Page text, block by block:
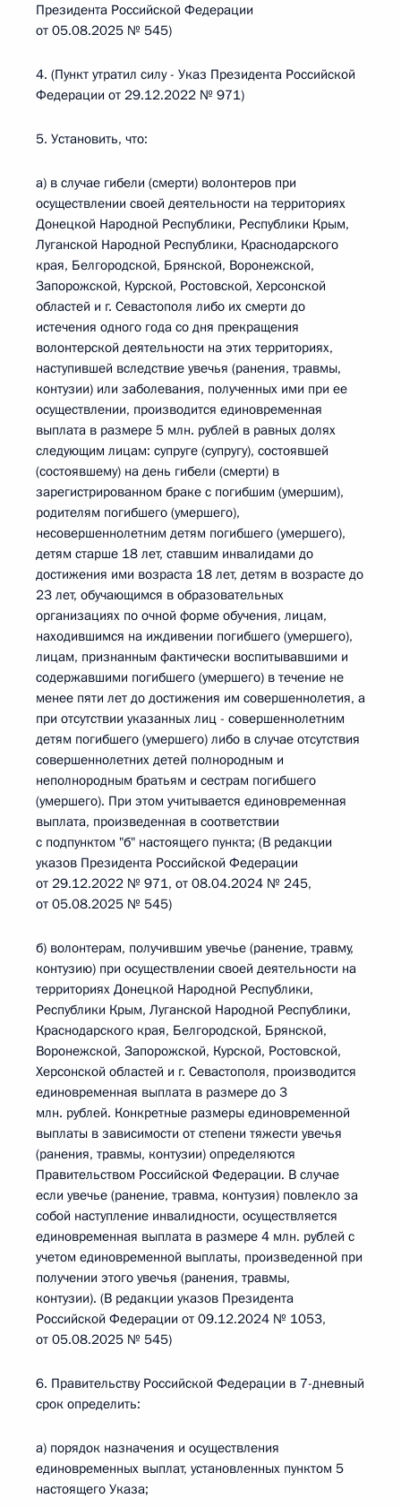
Президента Российской Федерации
от 05.08.2025 № 545)
4. (Пункт утратил силу - Указ Президента Российской
Федерации от 29.12.2022 № 971)
5. Установить, что:
а) в случае гибели (смерти) волонтеров при
осуществлении своей деятельности на территориях
Донецкой Народной Республики, Республики Крым,
Луганской Народной Республики, Краснодарского
края, Белгородской, Брянской, Воронежской,
Запорожской, Курской, Ростовской, Херсонской
областей и г. Севастополя либо их смерти до
истечения одного года со дня прекращения
волонтерской деятельности на этих территориях,
наступившей вследствие увечья (ранения, травмы,
контузии) или заболевания, полученных ими при ее
осуществлении, производится единовременная
выплата в размере 5 млн. рублей в равных долях
следующим лицам: супруге (супругу), состоявшей
(состоявшему) на день гибели (смерти) в
зарегистрированном браке с погибшим (умершим),
родителям погибшего (умершего),
несовершеннолетним детям погибшего (умершего),
детям старше 18 лет, ставшим инвалидами до
достижения ими возраста 18 лет, детям в возрасте до
23 лет, обучающимся в образовательных
организациях по очной форме обучения, лицам,
находившимся на иждивении погибшего (умершего),
лицам, признанным фактически воспитывавшими и
содержавшими погибшего (умершего) в течение не
менее пяти лет до достижения им совершеннолетия, а
при отсутствии указанных лиц - совершеннолетним
детям погибшего (умершего) либо в случае отсутствия
совершеннолетних детей полнородным и
неполнородным братьям и сестрам погибшего
(умершего). При этом учитывается единовременная
выплата, произведенная в соответствии
с подпунктом "б" настоящего пункта; (В редакции
указов Президента Российской Федерации
от 29.12.2022 № 971, от 08.04.2024 № 245,
от 05.08.2025 № 545)
б) волонтерам, получившим увечье (ранение, травму,
контузию) при осуществлении своей деятельности на
территориях Донецкой Народной Республики,
Республики Крым, Луганской Народной Республики,
Краснодарского края, Белгородской, Брянской,
Воронежской, Запорожской, Курской, Ростовской,
Херсонской областей и г. Севастополя, производится
единовременная выплата в размере до 3
млн. рублей. Конкретные размеры единовременной
выплаты в зависимости от степени тяжести увечья
(ранения, травмы, контузии) определяются
Правительством Российской Федерации. В случае
если увечье (ранение, травма, контузия) повлекло за
собой наступление инвалидности, осуществляется
единовременная выплата в размере 4 млн. рублей с
учетом единовременной выплаты, произведенной при
получении этого увечья (ранения, травмы,
контузии). (В редакции указов Президента
Российской Федерации от 09.12.2024 № 1053,
от 05.08.2025 № 545)
6. Правительству Российской Федерации в 7-дневный
срок определить:
а) порядок назначения и осуществления
единовременных выплат, установленных пунктом 5
настоящего Указа;